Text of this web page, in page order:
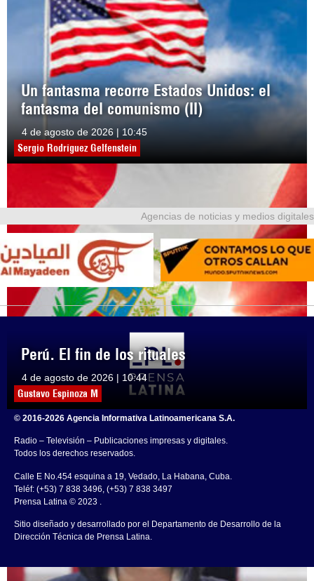
Un fantasma recorre Estados Unidos: el
fantasma del comunismo (II)
4 de agosto de 2026 | 10:45
Sergio Rodríguez Gelfenstein
Perú. El fin de los rituales
4 de agosto de 2026 | 10:44
Gustavo Espinoza M
Agencias de noticias y medios digitales
© 2016-2026 Agencia Informativa Latinoamericana S.A.
Radio – Televisión – Publicaciones impresas y digitales.
Todos los derechos reservados.
Calle E No.454 esquina a 19, Vedado, La Habana, Cuba.
Teléf: (+53) 7 838 3496, (+53) 7 838 3497
Prensa Latina © 2023 .
Sitio diseñado y desarrollado por el Departamento de Desarrollo de la
Dirección Técnica de Prensa Latina.